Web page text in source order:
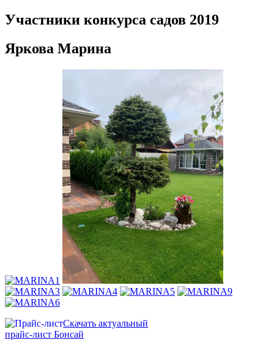
Участники конкурса садов 2019
Яркова Марина
Скачать актуальный
прайс-лист Бонсай